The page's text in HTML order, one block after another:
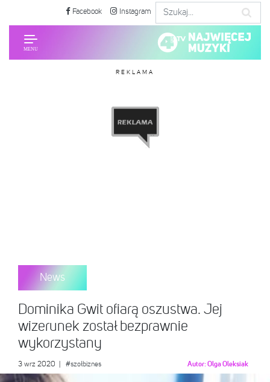
Facebook Instagram
REKLAMA
News
Dominika Gwit ofiarą oszustwa. Jej
wizerunek został bezprawnie
wykorzystany
3 wrz 2020 #szołbiznes Autor:Olga Oleksiak